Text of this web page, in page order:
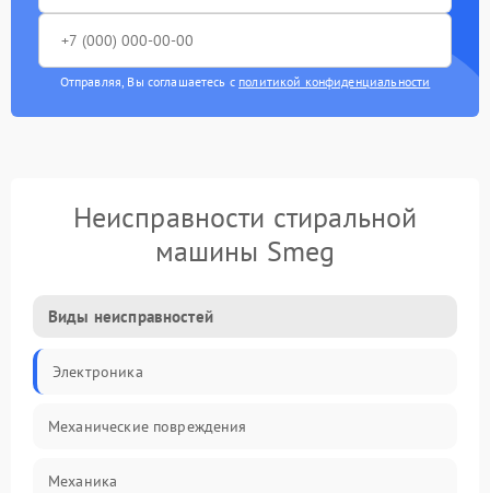
Отправляя, Вы соглашаетесь с политикой конфиденциальности
Неисправности стиральной
машины Smeg
Виды неисправностей
Электроника
Механические повреждения
Механика